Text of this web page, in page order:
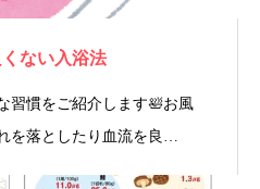
ない入浴法
習慣をご紹介します🛀お風
を落としたり血流を良…